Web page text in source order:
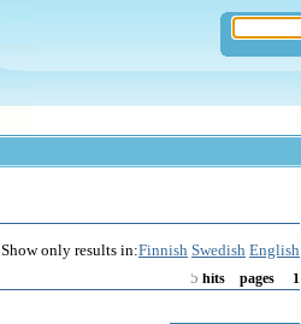
Show only results in:Finnish Swedish English
5hits pages 1